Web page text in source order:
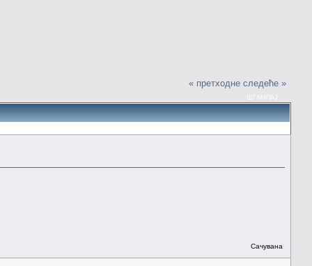
« претходне следеће »
Сачувана